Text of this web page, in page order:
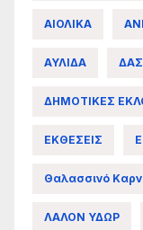
ΑΙΟΛΙΚΑ
ΑΥΛΙΔΑ
ΔΗΜΟΤΙΚΕΣ
ΕΚΘΕΣΕΙΣ
Θαλασσινό
ΛΑΛΟΝ ΥΔΩΡ